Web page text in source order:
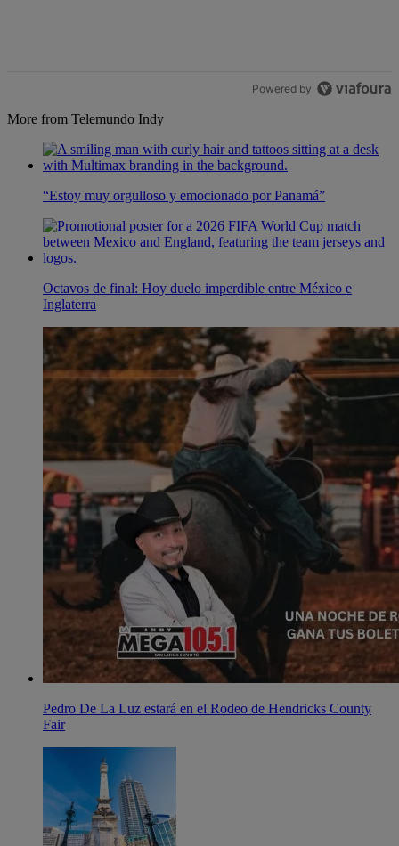
Powered by
More from Telemundo Indy
“Estoy muy orgulloso y emocionado por Panamá”
Octavos de final: Hoy duelo imperdible entre México e
Inglaterra
Pedro De La Luz estará en el Rodeo de Hendricks County
Fair